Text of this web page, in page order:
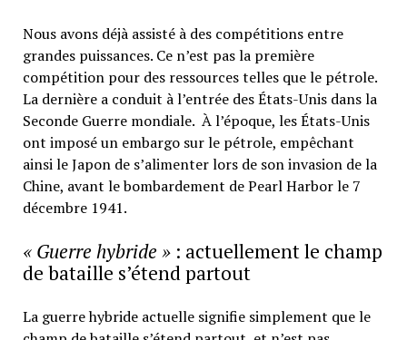
Nous avons déjà assisté à des compétitions entre
grandes puissances. Ce n’est pas la première
compétition pour des ressources telles que le pétrole.
La dernière a conduit à l’entrée des États-Unis dans la
Seconde Guerre mondiale. À l’époque, les États-Unis
ont imposé un embargo sur le pétrole, empêchant
ainsi le Japon de s’alimenter lors de son invasion de la
Chine, avant le bombardement de Pearl Harbor le 7
décembre 1941.
« Guerre hybride »: actuellement le champ
de bataille s’étend partout
La guerre hybride actuelle signifie simplement que le